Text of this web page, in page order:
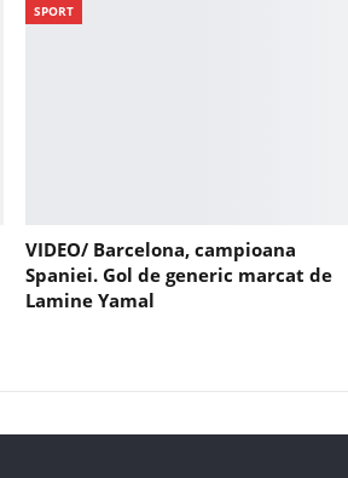
SPORT
VIDEO/ Barcelona, campioana
Spaniei. Gol de generic marcat de
Lamine Yamal